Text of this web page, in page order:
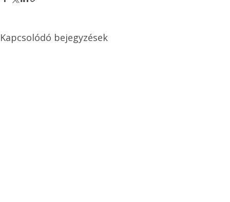
Kapcsolódó bejegyzések